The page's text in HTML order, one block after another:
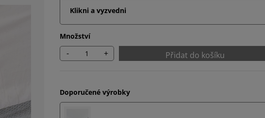
Klikni a vyzvedni
Množství
- + Přidat do košíku
Doporučené výrobky